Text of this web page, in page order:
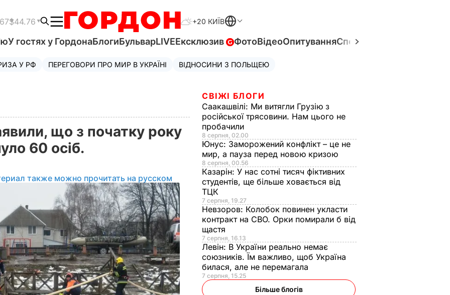
$44.76 +20 КИЇВ
У гостях у ГордонаБлогиБульварLIVEЕксклюзив ФотоВідеоОпитуванняСпецпроєкти
У РФ ПЕРЕГОВОРИ ПРО МИР В УКРАЇНІ ВІДНОСИНИ З ПОЛЬЩЕЮ
що з початку року
60 осіб.
также можно прочитать на русском
СВІЖІ БЛОГИ
Саакашвілі: Ми витягли Грузію з
російської трясовини. Нам цього не
пробачили
8 серпня, 02.00
Юнус: Заморожений конфлікт – це не
мир, а пауза перед новою кризою
8 серпня, 00.56
Казарін: У нас сотні тисяч фіктивних
студентів, ще більше ховається від
ТЦК
7 серпня, 19.27
Невзоров: Колобок повинен укласти
контракт на СВО. Орки помирали б від
щастя
7 серпня, 16.13
Левін: В України реально немає
союзників. Їм важливо, щоб Україна
билася, але не перемагала
7 серпня, 15.25
Більше блогів